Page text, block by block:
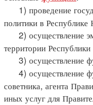
1) проведение
политики в Республике
2) осуществление
территории Республики
3) осуществление
4) осуществление
советника, агента
иных услуг для